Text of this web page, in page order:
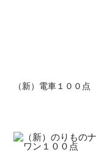
（新）電車１００点